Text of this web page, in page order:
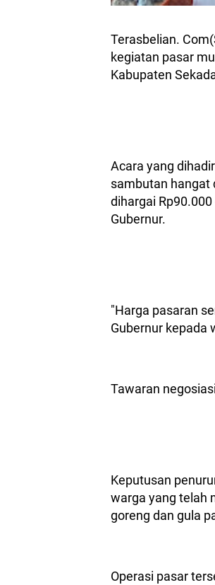
Terasbelian.
kegiatan pasar
Kabupaten
Acara yang
sambutan hangat
dihargai
Gubernur.
"Harga pasaran
Gubernur kepada
Tawaran
Keputusan
warga yang telah
goreng dan gula
Operasi pasar